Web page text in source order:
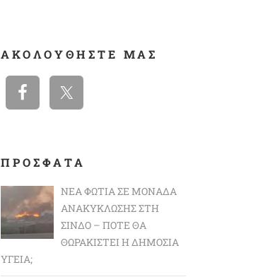
ΑΚΟΛΟΥΘΉΣΤΕ ΜΑΣ
ΠΡΟΣΦΑΤΑ
ΝΈΑ ΦΩΤΙΆ ΣΕ ΜΟΝΆΔΑ
ΑΝΑΚΎΚΛΩΣΗΣ ΣΤΗ
ΣΊΝΔΟ – ΠΌΤΕ ΘΑ
ΘΩΡΑΚΙΣΤΕΊ Η ΔΗΜΌΣΙΑ
ΥΓΕΊΑ;